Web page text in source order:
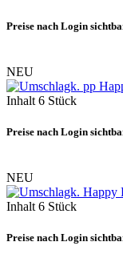
Preise nach Login
NEU
Inhalt 6 Stück
Preise nach Login
NEU
Inhalt 6 Stück
Preise nach Login